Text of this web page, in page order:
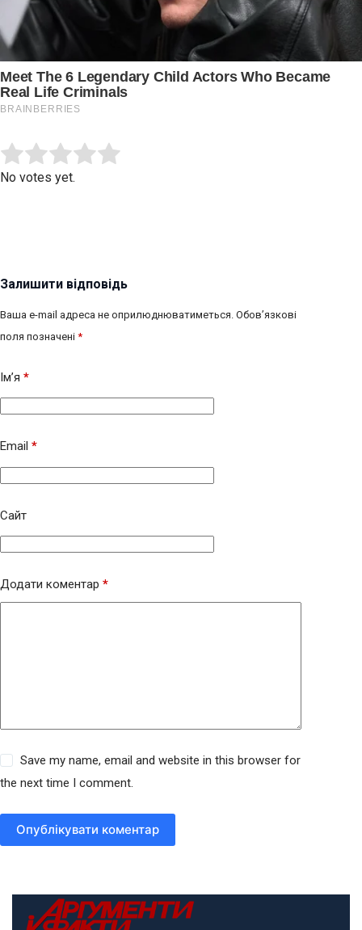
Rate this item:
No votes yet.
Залишити відповідь
Ваша e-mail адреса не оприлюднюватиметься. Обов’язкові
поля позначені *
Ім’я *
Email *
Сайт
Додати коментар *
Save my name, email and website in this browser for
the next time I comment.
Опублікувати коментар